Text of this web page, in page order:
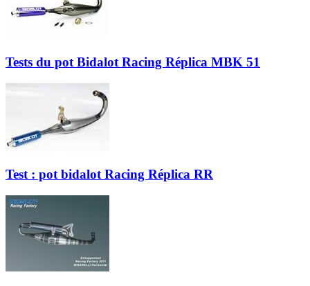
Tests du pot Bidalot Racing Réplica MBK 51
Test : pot bidalot Racing Réplica RR